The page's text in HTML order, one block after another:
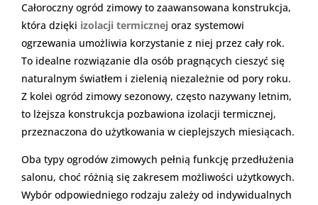
Całoroczny ogród zimowy to zaawansowana konstrukcja,
która dzięki izolacji termicznej oraz systemowi
ogrzewania umożliwia korzystanie z niej przez cały rok.
To idealne rozwiązanie dla osób pragnących cieszyć się
naturalnym światłem i zielenią niezależnie od pory roku.
Z kolei ogród zimowy sezonowy, często nazywany letnim,
to lżejsza konstrukcja pozbawiona izolacji termicznej,
przeznaczona do użytkowania w cieplejszych miesiącach.
Oba typy ogrodów zimowych pełnią funkcję przedłużenia
salonu, choć różnią się zakresem możliwości użytkowych.
Wybór odpowiedniego rodzaju zależy od indywidualnych